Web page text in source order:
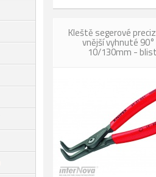
Kleště segerové
vnější vyhnuté
10/130mm -